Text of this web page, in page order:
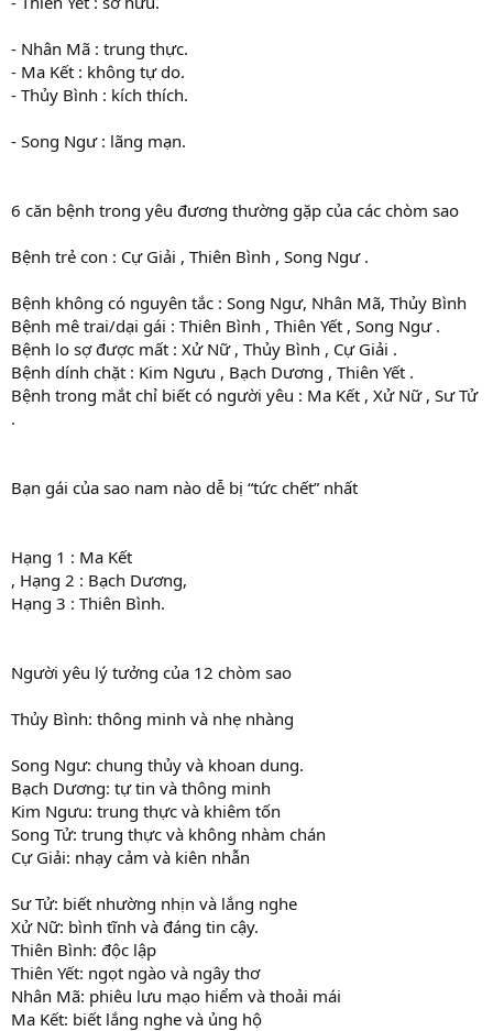
- Nhân Mã : trung thực.
- Ma Kết : không tự do.
- Thủy Bình : kích thích.
- Song Ngư : lãng mạn.
6 căn bệnh trong yêu đương thường gặp của các chòm sao
Bệnh trẻ con : Cự Giải , Thiên Bình , Song Ngư .
Bệnh không có nguyên tắc : Song Ngư, Nhân Mã, Thủy Bình
Bệnh mê trai/dại gái : Thiên Bình , Thiên Yết , Song Ngư .
Bệnh lo sợ được mất : Xử Nữ , Thủy Bình , Cự Giải .
Bệnh dính chặt : Kim Ngưu , Bạch Dương , Thiên Yết .
Bệnh trong mắt chỉ biết có người yêu : Ma Kết , Xử Nữ , Sư Tử
.
Bạn gái của sao nam nào dễ bị “tức chết” nhất
Hạng 1 : Ma Kết
, Hạng 2 : Bạch Dương,
Hạng 3 : Thiên Bình.
Người yêu lý tưởng của 12 chòm sao
Thủy Bình: thông minh và nhẹ nhàng
Song Ngư: chung thủy và khoan dung.
Bạch Dương: tự tin và thông minh
Kim Ngưu: trung thực và khiêm tốn
Song Tử: trung thực và không nhàm chán
Cự Giải: nhạy cảm và kiên nhẫn
Sư Tử: biết nhường nhịn và lắng nghe
Xử Nữ: bình tĩnh và đáng tin cậy.
Thiên Bình: độc lập
Thiên Yết: ngọt ngào và ngây thơ
Nhân Mã: phiêu lưu mạo hiểm và thoải mái
Ma Kết: biết lắng nghe và ủng hộ